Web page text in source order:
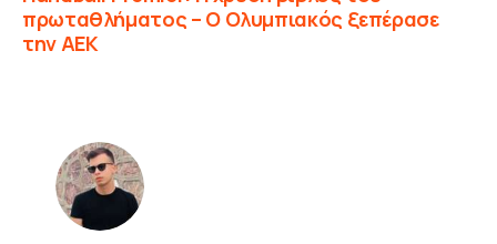
πρωταθλήματος – Ο Ολυμπιακός ξεπέρασε
την ΑΕΚ